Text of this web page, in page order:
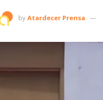
byAtardecer Prensa